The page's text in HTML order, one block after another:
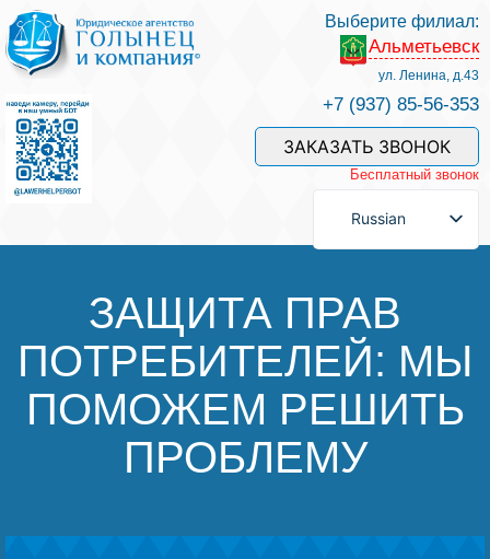
Услуги и наши специалисты
Оплата услуг
Задать вопрос
Отзывы
Полезные статьи
Выберите филиал:
Альметьевск
ул. Ленина, д.43
+7 (937) 85-56-353
ЗАКАЗАТЬ ЗВОНОК
Бесплатный звонок
Russian
ЗАЩИТА ПРАВ
ПОТРЕБИТЕЛЕЙ: МЫ
ПОМОЖЕМ РЕШИТЬ
ПРОБЛЕМУ